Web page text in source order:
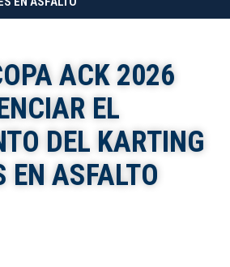
ACK 2026
EL
DEL KARTING
EN ASFALTO